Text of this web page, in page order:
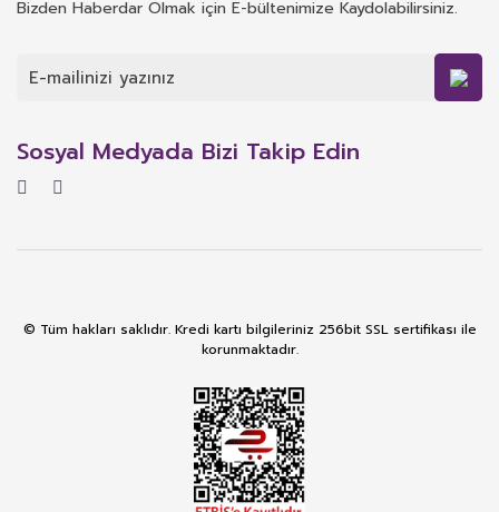
Bizden Haberdar Olmak için E-bültenimize Kaydolabilirsiniz.
Sosyal Medyada Bizi Takip Edin
© Tüm hakları saklıdır. Kredi kartı bilgileriniz 256bit SSL sertifikası ile
korunmaktadır.